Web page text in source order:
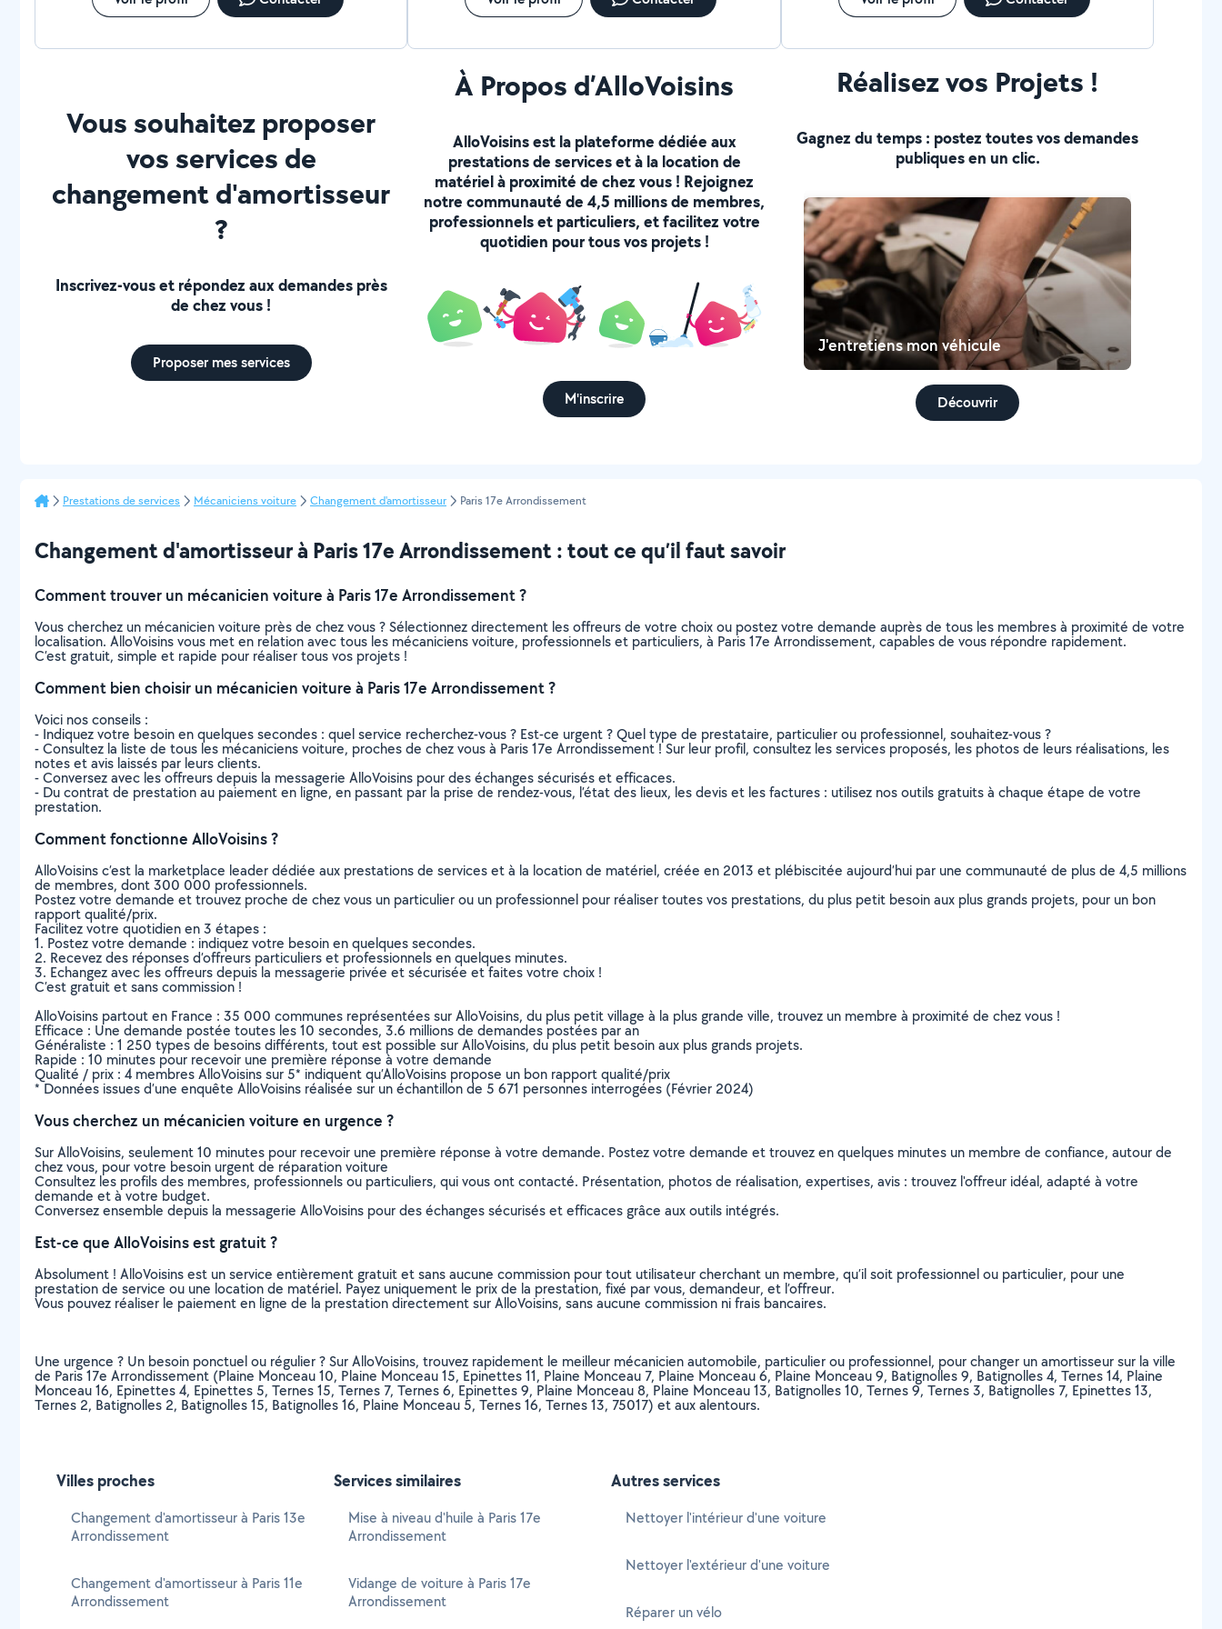
Vous souhaitez proposer
vos services de
changement d'amortisseur
?
Inscrivez-vous et répondez aux demandes près
de chez vous !
Proposer mes services
À Propos d’AlloVoisins
AlloVoisins est la plateforme dédiée aux
prestations de services et à la location de
matériel à proximité de chez vous ! Rejoignez
notre communauté de 4,5 millions de membres,
professionnels et particuliers, et facilitez votre
quotidien pour tous vos projets !
M'inscrire
Réalisez vos Projets !
Gagnez du temps : postez toutes vos demandes
publiques en un clic.
J'entretiens mon véhicule
Découvrir
Prestations de services Mécaniciens voiture Changement d'amortisseur Paris 17e Arrondissement
Changement d'amortisseur à Paris 17e Arrondissement : tout ce qu’il faut savoir
Comment trouver un mécanicien voiture à Paris 17e Arrondissement ?
Vous cherchez un mécanicien voiture près de chez vous ? Sélectionnez directement les offreurs de votre choix ou postez votre demande auprès de tous les membres à proximité de votre
localisation. AlloVoisins vous met en relation avec tous les mécaniciens voiture, professionnels et particuliers, à Paris 17e Arrondissement, capables de vous répondre rapidement.
C’est gratuit, simple et rapide pour réaliser tous vos projets !
Comment bien choisir un mécanicien voiture à Paris 17e Arrondissement ?
Voici nos conseils :
- Indiquez votre besoin en quelques secondes : quel service recherchez-vous ? Est-ce urgent ? Quel type de prestataire, particulier ou professionnel, souhaitez-vous ?
- Consultez la liste de tous les mécaniciens voiture, proches de chez vous à Paris 17e Arrondissement ! Sur leur profil, consultez les services proposés, les photos de leurs réalisations, les
notes et avis laissés par leurs clients.
- Conversez avec les offreurs depuis la messagerie AlloVoisins pour des échanges sécurisés et efficaces.
- Du contrat de prestation au paiement en ligne, en passant par la prise de rendez-vous, l’état des lieux, les devis et les factures : utilisez nos outils gratuits à chaque étape de votre
prestation.
Comment fonctionne AlloVoisins ?
AlloVoisins c’est la marketplace leader dédiée aux prestations de services et à la location de matériel, créée en 2013 et plébiscitée aujourd’hui par une communauté de plus de 4,5 millions
de membres, dont 300 000 professionnels.
Postez votre demande et trouvez proche de chez vous un particulier ou un professionnel pour réaliser toutes vos prestations, du plus petit besoin aux plus grands projets, pour un bon
rapport qualité/prix.
Facilitez votre quotidien en 3 étapes :
1. Postez votre demande : indiquez votre besoin en quelques secondes.
2. Recevez des réponses d’offreurs particuliers et professionnels en quelques minutes.
3. Echangez avec les offreurs depuis la messagerie privée et sécurisée et faites votre choix !
C’est gratuit et sans commission !
AlloVoisins partout en France : 35 000 communes représentées sur AlloVoisins, du plus petit village à la plus grande ville, trouvez un membre à proximité de chez vous !
Efficace : Une demande postée toutes les 10 secondes, 3.6 millions de demandes postées par an
Généraliste : 1 250 types de besoins différents, tout est possible sur AlloVoisins, du plus petit besoin aux plus grands projets.
Rapide : 10 minutes pour recevoir une première réponse à votre demande
Qualité / prix : 4 membres AlloVoisins sur 5* indiquent qu’AlloVoisins propose un bon rapport qualité/prix
* Données issues d’une enquête AlloVoisins réalisée sur un échantillon de 5 671 personnes interrogées (Février 2024)
Vous cherchez un mécanicien voiture en urgence ?
Sur AlloVoisins, seulement 10 minutes pour recevoir une première réponse à votre demande. Postez votre demande et trouvez en quelques minutes un membre de confiance, autour de
chez vous, pour votre besoin urgent de réparation voiture
Consultez les profils des membres, professionnels ou particuliers, qui vous ont contacté. Présentation, photos de réalisation, expertises, avis : trouvez l'offreur idéal, adapté à votre
demande et à votre budget.
Conversez ensemble depuis la messagerie AlloVoisins pour des échanges sécurisés et efficaces grâce aux outils intégrés.
Est-ce que AlloVoisins est gratuit ?
Absolument ! AlloVoisins est un service entièrement gratuit et sans aucune commission pour tout utilisateur cherchant un membre, qu’il soit professionnel ou particulier, pour une
prestation de service ou une location de matériel. Payez uniquement le prix de la prestation, fixé par vous, demandeur, et l’offreur.
Vous pouvez réaliser le paiement en ligne de la prestation directement sur AlloVoisins, sans aucune commission ni frais bancaires.
Une urgence ? Un besoin ponctuel ou régulier ? Sur AlloVoisins, trouvez rapidement le meilleur mécanicien automobile, particulier ou professionnel, pour changer un amortisseur sur la ville
de Paris 17e Arrondissement (Plaine Monceau 10, Plaine Monceau 15, Epinettes 11, Plaine Monceau 7, Plaine Monceau 6, Plaine Monceau 9, Batignolles 9, Batignolles 4, Ternes 14, Plaine
Monceau 16, Epinettes 4, Epinettes 5, Ternes 15, Ternes 7, Ternes 6, Epinettes 9, Plaine Monceau 8, Plaine Monceau 13, Batignolles 10, Ternes 9, Ternes 3, Batignolles 7, Epinettes 13,
Ternes 2, Batignolles 2, Batignolles 15, Batignolles 16, Plaine Monceau 5, Ternes 16, Ternes 13, 75017) et aux alentours.
Villes proches
Changement d'amortisseur à Paris 13e
Arrondissement
Changement d'amortisseur à Paris 11e
Arrondissement
Services similaires
Mise à niveau d'huile à Paris 17e
Arrondissement
Vidange de voiture à Paris 17e
Arrondissement
Autres services
Nettoyer l'intérieur d'une voiture
Nettoyer l'extérieur d'une voiture
Réparer un vélo